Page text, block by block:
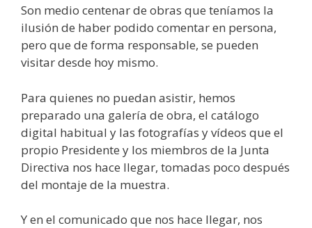
Son medio centenar de obras que teníamos la
ilusión de haber podido comentar en persona,
pero que de forma responsable, se pueden
visitar desde hoy mismo.
Para quienes no puedan asistir, hemos
preparado una galería de obra, el catálogo
digital habitual y las fotografías y vídeos que el
propio Presidente y los miembros de la Junta
Directiva nos hace llegar, tomadas poco después
del montaje de la muestra.
Y en el comunicado que nos hace llegar, nos